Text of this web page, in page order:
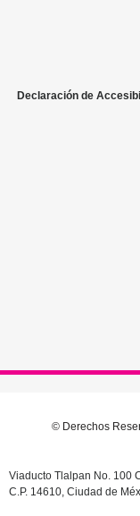
Declaración de
© Derechos
Viaducto Tlalpan No. 100
C.P. 14610, Ciudad de